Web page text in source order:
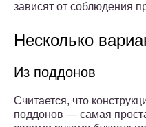
зависят от соблюдения
Несколько
Из поддонов
Считается, что
поддонов — самая